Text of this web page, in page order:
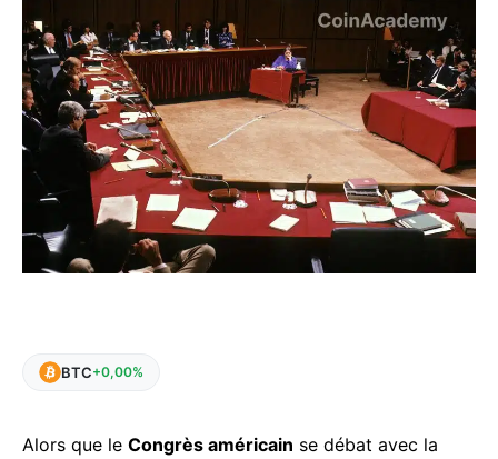
BTC+0,00%
Alors que le Congrès américain se débat avec la